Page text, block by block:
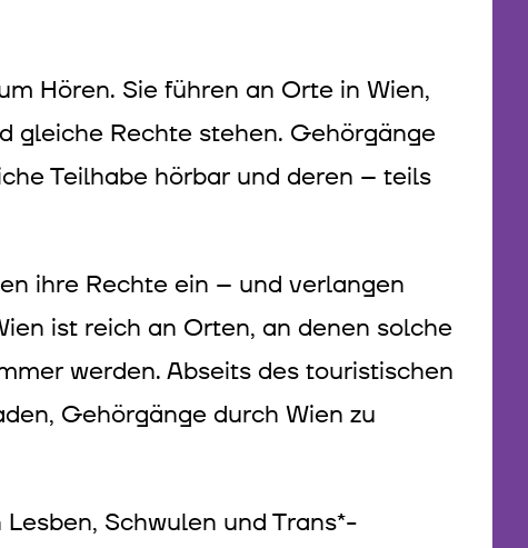
Hören. Sie führen an Orte in Wien,
gleiche Rechte stehen. Gehörgänge
Teilhabe hörbar und deren – teils
ihre Rechte ein – und verlangen
ist reich an Orten, an denen solche
werden. Abseits des touristischen
Gehörgänge durch Wien zu
Schwulen und Trans*-